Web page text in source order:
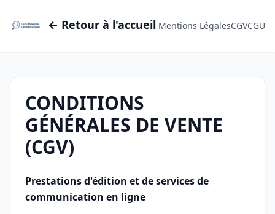
← Retour à l'accueil Mentions LégalesCGVCGU
CONDITIONS
GÉNÉRALES DE VENTE
(CGV)
Prestations d'édition et de services de
communication en ligne